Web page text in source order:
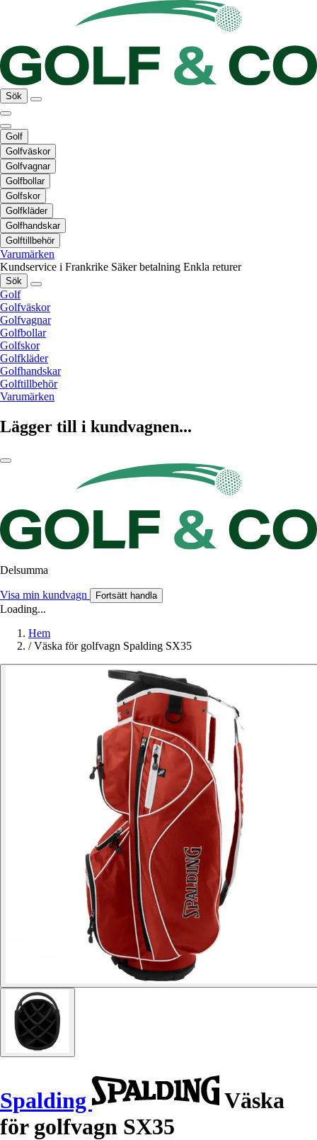
Sök
Golf
Golfväskor
Golfvagnar
Golfbollar
Golfskor
Golfkläder
Golfhandskar
Golftillbehör
Varumärken
Kundservice i Frankrike Säker betalning Enkla returer
Sök
Golf
Golfväskor
Golfvagnar
Golfbollar
Golfskor
Golfkläder
Golfhandskar
Golftillbehör
Varumärken
Lägger till i kundvagnen...
Delsumma
Visa min kundvagn Fortsätt handla
Loading...
Hem
/ Väska för golfvagn Spalding SX35
Spalding
Väska
för golfvagn SX35